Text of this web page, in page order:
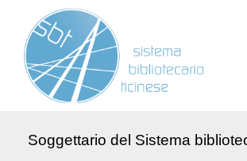
Soggettario del Sistema